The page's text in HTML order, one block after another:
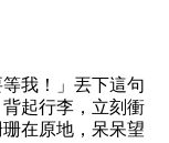
我！」丟下這句
起行李，立刻衝
在原地，呆呆望